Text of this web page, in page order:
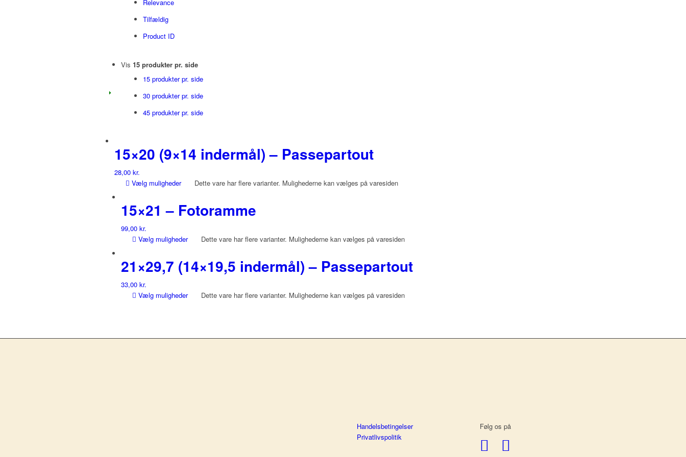
Relevance
Tilfældig
Product ID
Vis 15 produkter pr. side
15 produkter pr. side
30 produkter pr. side
45 produkter pr. side
15×20 (9×14 indermål) – Passepartout
28,00 kr.
Vælg muligheder
Dette vare har flere varianter. Mulighederne kan vælges på varesiden
15×21 – Fotoramme
99,00 kr.
Vælg muligheder
Dette vare har flere varianter. Mulighederne kan vælges på varesiden
21×29,7 (14×19,5 indermål) – Passepartout
33,00 kr.
Vælg muligheder
Dette vare har flere varianter. Mulighederne kan vælges på varesiden
Handelsbetingelser
Privatlivspolitik
Følg os på